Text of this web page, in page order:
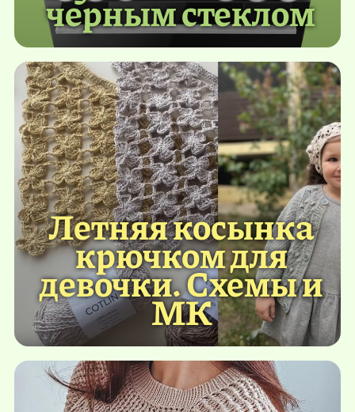
черным стеклом
Летняя косынка
крючком для
девочки. Схемы и
МК